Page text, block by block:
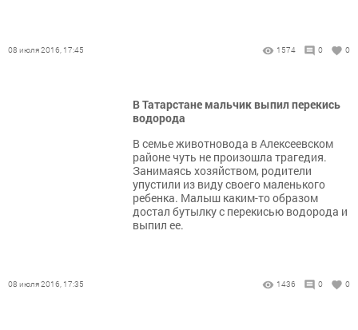
08 июля 2016, 17:45 1574 0 0
В Татарстане мальчик выпил перекись
водорода
В семье животновода в Алексеевском
районе чуть не произошла трагедия.
Занимаясь хозяйством, родители
упустили из виду своего маленького
ребенка. Малыш каким-то образом
достал бутылку с перекисью водорода и
выпил ее.
08 июля 2016, 17:35 1436 0 0